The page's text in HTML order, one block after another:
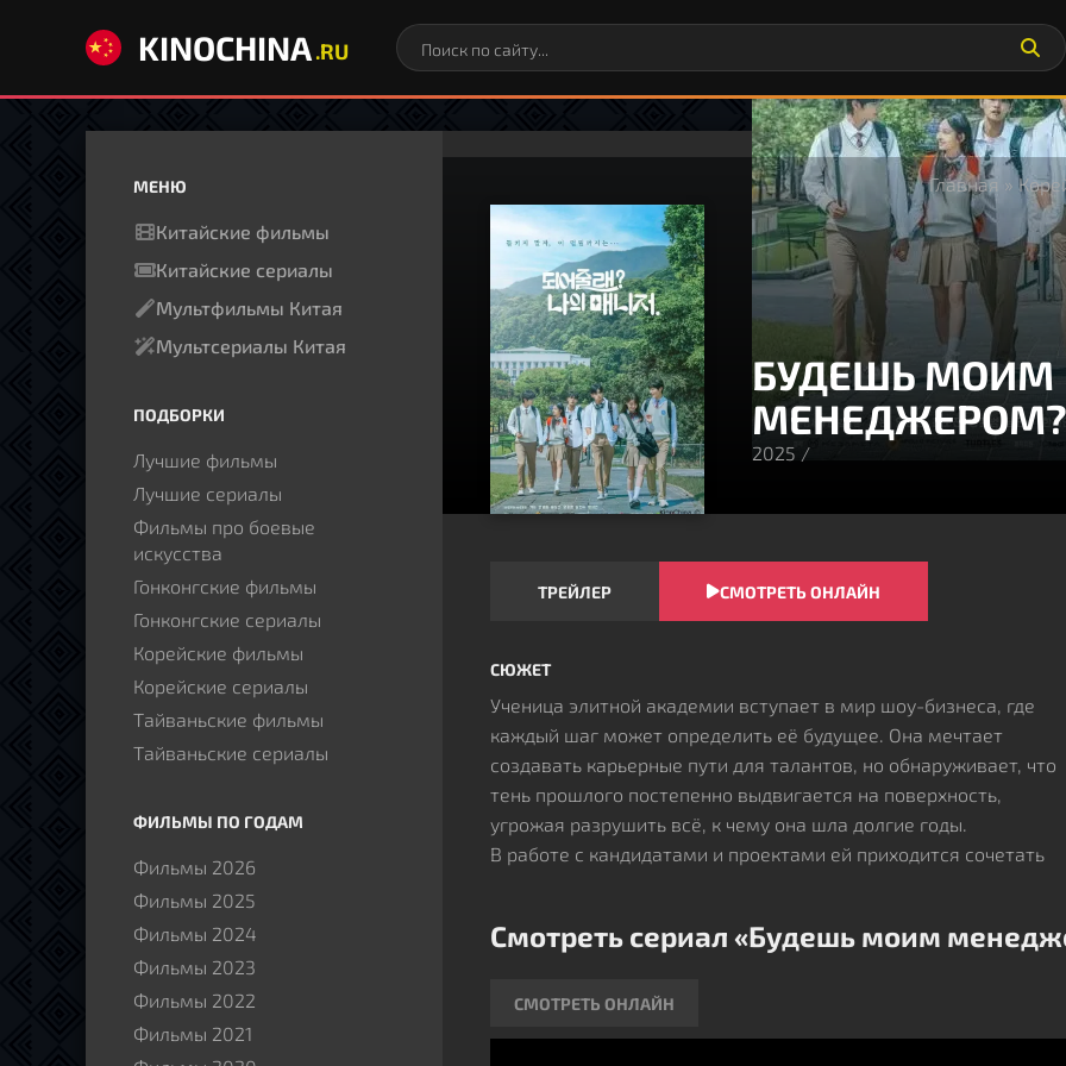
KINOCHINA.RU
Главная »
БУДЕШЬ МОИМ
МЕНЕДЖЕРОМ?
2025 /
ТРЕЙЛЕР СМОТРЕТЬ ОНЛАЙН
СЮЖЕТ
Ученица элитной академии вступает в мир шоу-бизнеса, где
каждый шаг может определить её будущее. Она мечтает
создавать карьерные пути для талантов, но обнаруживает, что
тень прошлого постепенно выдвигается на поверхность,
угрожая разрушить всё, к чему она шла долгие годы.
В работе с кандидатами и проектами ей приходится сочетать
скрывать. Постепенно героиня учится управлять ситуацией,
С ростом давления и интриг вокруг неё необходимость
Смотреть сериал «Будешь моим
СМОТРЕТЬ ОНЛАЙН
МЕНЮ
Китайские фильмы
Китайские сериалы
Мультфильмы Китая
Мультсериалы Китая
ПОДБОРКИ
Лучшие фильмы
Лучшие сериалы
Фильмы про боевые
искусства
Гонконгские фильмы
Гонконгские сериалы
Корейские фильмы
Корейские сериалы
Тайваньские фильмы
Тайваньские сериалы
ФИЛЬМЫ ПО ГОДАМ
Фильмы 2026
Фильмы 2025
Фильмы 2024
Фильмы 2023
Фильмы 2022
Фильмы 2021